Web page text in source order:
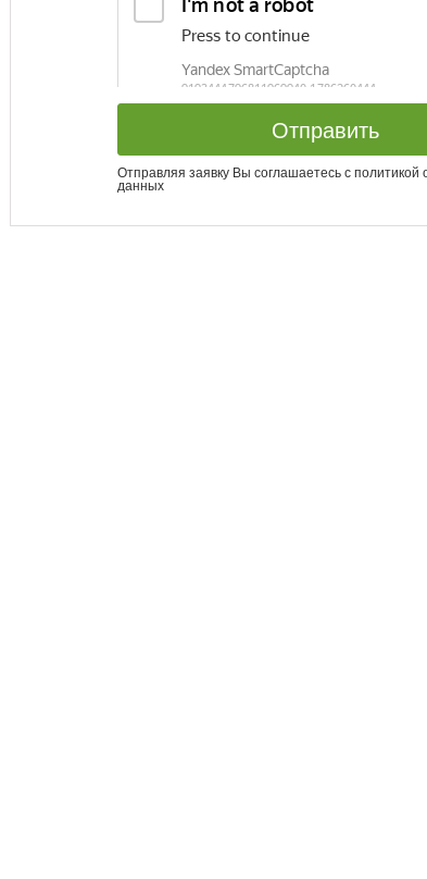
Отправить
Отправляя заявку Вы соглашаетесь с политикой
данных